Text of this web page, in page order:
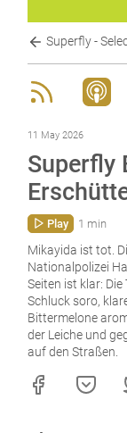
Superfly -
11 May 2026
Superfly
Play 1 min
Mikayida ist tot.
Nationalpolizei
Seiten ist klar:
Schluck soro,
Bittermelone
der Leiche und
auf den Straßen.